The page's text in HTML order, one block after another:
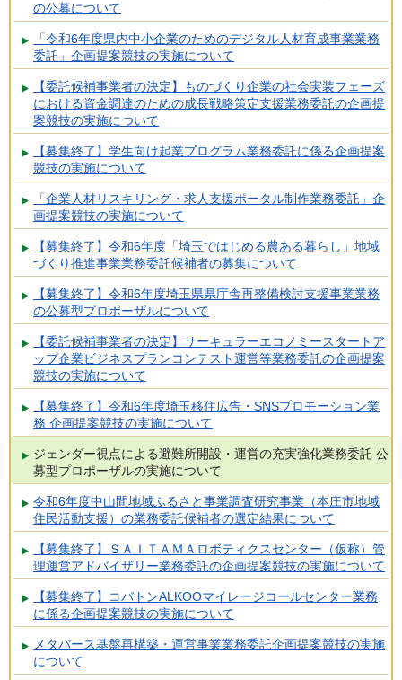
の公募について
「令和6年度県内中小企業のためのデジタル人材育成事業業務
委託」企画提案競技の実施について
【委託候補事業者の決定】ものづくり企業の社会実装フェーズ
における資金調達のための成長戦略策定支援業務委託の企画提
案競技の実施について
【募集終了】学生向け起業プログラム業務委託に係る企画提案
競技の実施について
「企業人材リスキリング・求人支援ポータル制作業務委託」企
画提案競技の実施について
【募集終了】令和6年度「埼玉ではじめる農ある暮らし」地域
づくり推進事業業務委託候補者の募集について
【募集終了】令和6年度埼玉県県庁舎再整備検討支援事業業務
の公募型プロポーザルについて
【委託候補事業者の決定】サーキュラーエコノミースタートア
ップ企業ビジネスプランコンテスト運営等業務委託の企画提案
競技の実施について
【募集終了】令和6年度埼玉移住広告・SNSプロモーション業
務 企画提案競技の実施について
ジェンダー視点による避難所開設・運営の充実強化業務委託 公
募型プロポーザルの実施について
令和6年度中山間地域ふるさと事業調査研究事業（本庄市地域
住民活動支援）の業務委託候補者の選定結果について
【募集終了】ＳＡＩＴＡＭＡロボティクスセンター（仮称）管
理運営アドバイザリー業務委託の企画提案競技の実施について
【募集終了】コバトンALKOOマイレージコールセンター業務
に係る企画提案競技の実施について
メタバース基盤再構築・運営事業業務委託企画提案競技の実施
について